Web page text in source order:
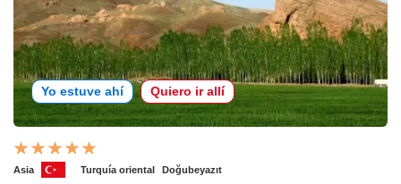
Yo estuve ahí Quiero ir allí
Asia Turquía oriental Doğubeyazıt